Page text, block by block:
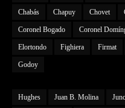
Chabás Chapuy Chovet
Coronel Bogado Coronel
Elortondo Fighiera Firmat
Godoy
Hughes Juan B. Molina